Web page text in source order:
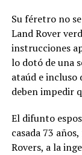
Su féretro no
Land Rover
instrucciones
lo dotó de una
ataúd e incluso
deben impedir
El difunto
casada 73
Rovers, a la